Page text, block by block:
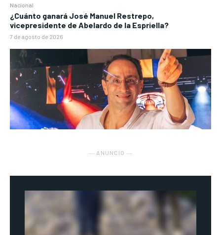
Nacional
¿Cuánto ganará José Manuel Restrepo,
vicepresidente de Abelardo de la Espriella?
7 de agosto de 2026
― ANUNCIO ―